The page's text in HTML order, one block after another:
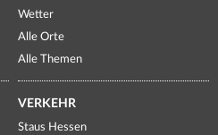
Wetter
Alle Orte
Alle Themen
VERKEHR
Staus Hessen